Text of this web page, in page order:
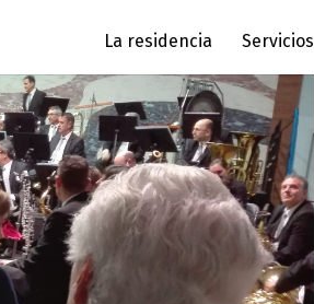
La residencia Servicios